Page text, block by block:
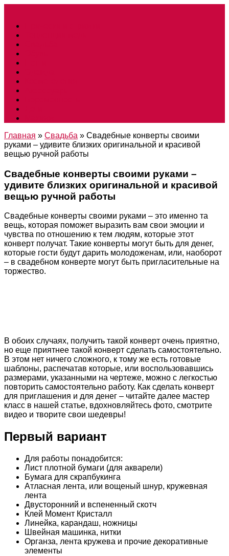
Главная » Свадьба » Свадебные конверты своими
руками – удивите близких оригинальной и красивой
вещью ручной работы
Свадебные конверты своими руками –
удивите близких оригинальной и красивой
вещью ручной работы
Свадебные конверты своими руками – это именно та
вещь, которая поможет выразить вам свои эмоции и
чувства по отношению к тем людям, которые этот
конверт получат. Такие конверты могут быть для денег,
которые гости будут дарить молодоженам, или, наоборот
– в свадебном конверте могут быть пригласительные на
торжество.
В обоих случаях, получить такой конверт очень приятно,
но еще приятнее такой конверт сделать самостоятельно.
В этом нет ничего сложного, к тому же есть готовые
шаблоны, распечатав которые, или воспользовавшись
размерами, указанными на чертеже, можно с легкостью
повторить самостоятельно работу. Как сделать конверт
для приглашения и для денег – читайте далее мастер
класс в нашей статье, вдохновляйтесь фото, смотрите
видео и творите свои шедевры!
Первый вариант
Для работы понадобится:
Лист плотной бумаги (для акварели)
Бумага для скрапбукинга
Атласная лента, или вощеный шнур, кружевная
лента
Двусторонний и вспененный скотч
Клей Момент Кристалл
Линейка, карандаш, ножницы
Швейная машинка, нитки
Органза, лента кружева и прочие декоративные
элементы